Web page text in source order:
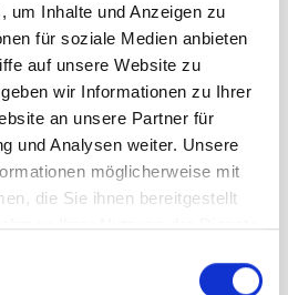
um Inhalte und Anzeigen zu
für soziale Medien anbieten
auf unsere Website zu
wir Informationen zu Ihrer
an unsere Partner für
und Analysen weiter. Unsere
möglicherweise mit
die Sie ihnen bereitgestellt
Ihrer Nutzung der Dienste
79,95 €
Preis ab:55,97 € - 30%
Menge